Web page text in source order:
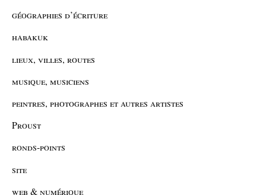
géographies d’écriture
habakuk
lieux, villes, routes
musique, musiciens
peintres, photographes et autres artistes
Proust
ronds-points
site
web & numérique